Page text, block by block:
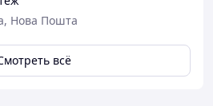
Нова Пошта
всё